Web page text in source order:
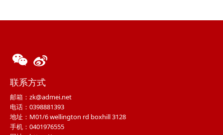
联系方式
邮箱：zk@admei.net
电话：0398881393
地址：M01/6 wellington rd boxhill 3128
手机：0401976555